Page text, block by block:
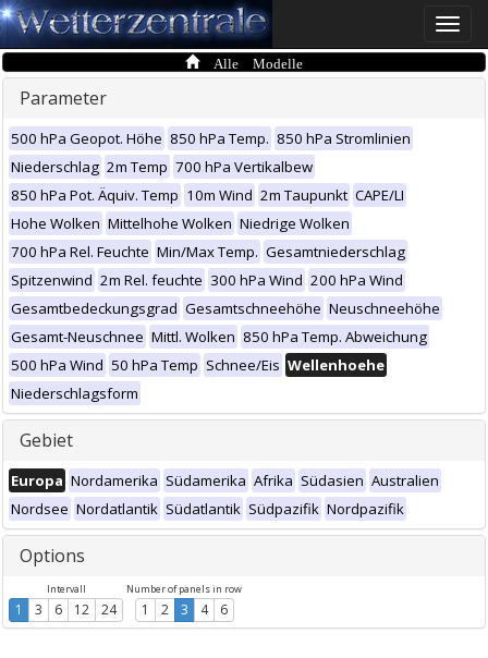
Toggle
Alle Modelle
Parameter
500 hPa Geopot. Höhe 850 hPa Temp. 850 hPa Stromlinien
Niederschlag 2m Temp 700 hPa Vertikalbew
850 hPa Pot. Äquiv. Temp 10m Wind 2m Taupunkt CAPE/LI
Hohe Wolken Mittelhohe Wolken Niedrige Wolken
700 hPa Rel. Feuchte Min/Max Temp. Gesamtniederschlag
Spitzenwind 2m Rel. feuchte 300 hPa Wind 200 hPa Wind
Gesamtbedeckungsgrad Gesamtschneehöhe Neuschneehöhe
Gesamt-Neuschnee Mittl. Wolken 850 hPa Temp. Abweichung
500 hPa Wind 50 hPa Temp Schnee/Eis Wellenhoehe
Niederschlagsform
Gebiet
Europa Nordamerika Südamerika Afrika Südasien Australien
Nordsee Nordatlantik Südatlantik Südpazifik Nordpazifik
Options
Intervall
1 3 6 12 24
Number of panels in row
1 2 3 4 6